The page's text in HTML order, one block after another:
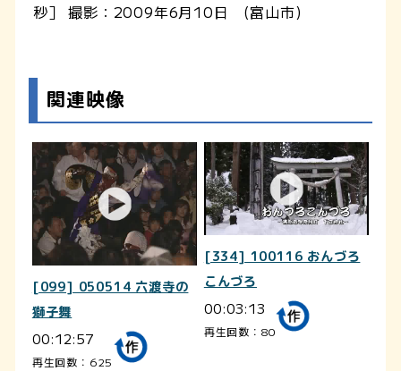
秒］ 撮影：2009年6月10日 (富山市)
関連映像
[099] 050514 六渡寺の
獅子舞
00:12:57
再生回数：625
[334] 100116 おんづろ
こんづろ
00:03:13
再生回数：80